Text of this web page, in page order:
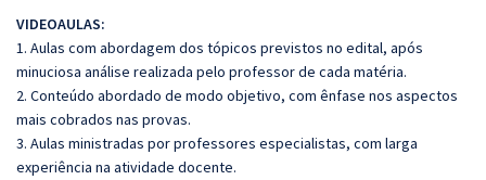
VIDEOAULAS:
1. Aulas com abordagem dos tópicos previstos no edital, após
minuciosa análise realizada pelo professor de cada matéria.
2. Conteúdo abordado de modo objetivo, com ênfase nos aspectos
mais cobrados nas provas.
3. Aulas ministradas por professores especialistas, com larga
experiência na atividade docente.